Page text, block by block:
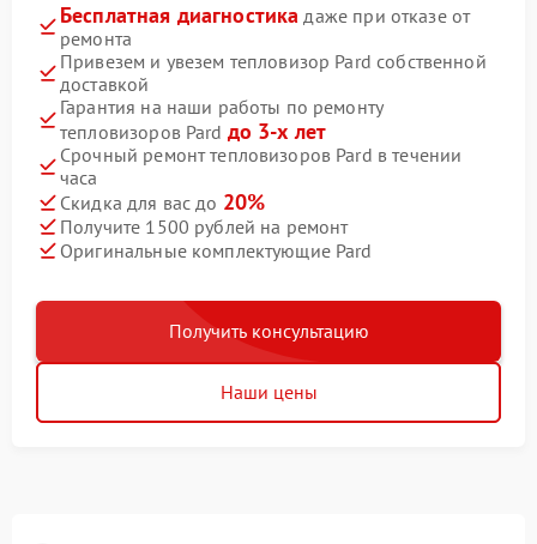
Бесплатная диагностика даже при отказе от
ремонта
Привезем и увезем тепловизор Pard собственной
доставкой
Гарантия на наши работы по ремонту
тепловизоров Pard до 3-х лет
Срочный ремонт тепловизоров Pard в течении
часа
Скидка для вас до 20%
Получите 1500 рублей на ремонт
Оригинальные комплектующие Pard
Получить консультацию
Наши цены